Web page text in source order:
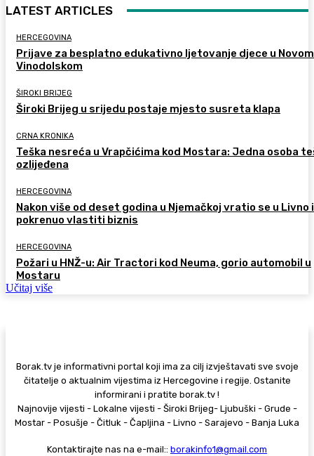
LATEST ARTICLES
HERCEGOVINA
Prijave za besplatno edukativno ljetovanje djece u Novom
Vinodolskom
ŠIROKI BRIJEG
Široki Brijeg u srijedu postaje mjesto susreta klapa
CRNA KRONIKA
Teška nesreća u Vrapčićima kod Mostara: Jedna osoba
ozlijeđena
HERCEGOVINA
Nakon više od deset godina u Njemačkoj vratio se u Livno i
pokrenuo vlastiti biznis
HERCEGOVINA
Požari u HNŽ-u: Air Tractori kod Neuma, gorio automobil u
Mostaru
Učitaj više
Borak.tv je informativni portal koji ima za cilj izvještavati sve svoje
čitatelje o aktualnim vijestima iz Hercegovine i regije. Ostanite
informirani i pratite borak.tv !
Najnovije vijesti - Lokalne vijesti - Široki Brijeg- Ljubuški - Grude -
Mostar - Posušje - Čitluk - Čapljina - Livno - Sarajevo - Banja Luka
Kontaktirajte nas na e-mail:: borakinfo1@gmail.com